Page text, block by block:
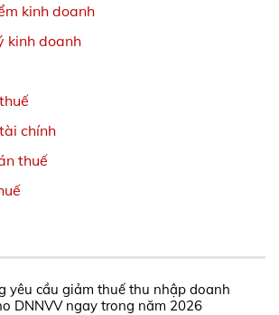
kinh doanh
kinh doanh
chính
thuế
yêu cầu giảm thuế thu nhập doanh
DNNVV ngay trong năm 2026